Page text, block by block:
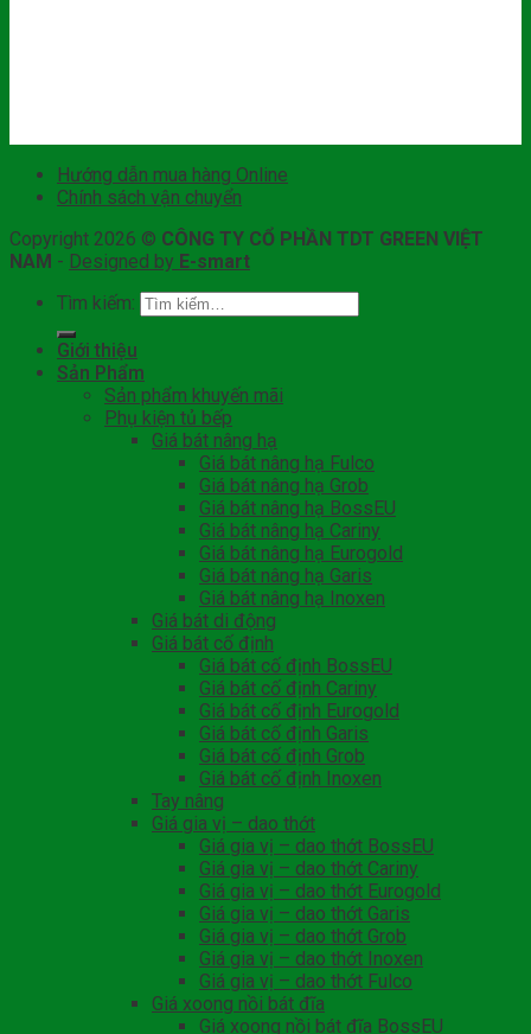
Hướng dẫn mua hàng Online
Chính sách vận chuyển
Copyright 2026 © CÔNG TY CỔ PHẦN TDT GREEN VIỆT
NAM - Designed by E-smart
Tìm kiếm:
Giới thiệu
Sản Phẩm
Sản phẩm khuyến mãi
Phụ kiện tủ bếp
Giá bát nâng hạ
Giá bát nâng hạ Fulco
Giá bát nâng hạ Grob
Giá bát nâng hạ BossEU
Giá bát nâng hạ Cariny
Giá bát nâng hạ Eurogold
Giá bát nâng hạ Garis
Giá bát nâng hạ Inoxen
Giá bát di động
Giá bát cố định
Giá bát cố định BossEU
Giá bát cố định Cariny
Giá bát cố định Eurogold
Giá bát cố định Garis
Giá bát cố định Grob
Giá bát cố định Inoxen
Tay nâng
Giá gia vị – dao thớt
Giá gia vị – dao thớt BossEU
Giá gia vị – dao thớt Cariny
Giá gia vị – dao thớt Eurogold
Giá gia vị – dao thớt Garis
Giá gia vị – dao thớt Grob
Giá gia vị – dao thớt Inoxen
Giá gia vị – dao thớt Fulco
Giá xoong nồi bát đĩa
Giá xoong nồi bát đĩa BossEU